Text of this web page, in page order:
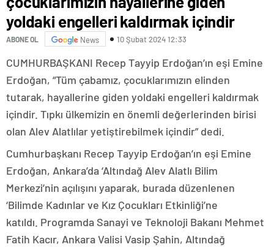
yoldaki engelleri kaldırmak içindir
ABONE OL News 10 Şubat 2024 12:33
CUMHURBAŞKANI Recep Tayyip Erdoğan’ın eşi Emine
Erdoğan, “Tüm çabamız, çocuklarımızın elinden
tutarak, hayallerine giden yoldaki engelleri kaldırmak
içindir. Tıpkı ülkemizin en önemli değerlerinden birisi
olan Alev Alatlılar yetiştirebilmek içindir” dedi.
Cumhurbaşkanı Recep Tayyip Erdoğan’ın eşi Emine
Erdoğan, Ankara’da ‘Altındağ Alev Alatlı Bilim
Merkezi’nin açılışını yaparak, burada düzenlenen
‘Bilimde Kadınlar ve Kız Çocukları Etkinliği’ne
katıldı. Programda Sanayi ve Teknoloji Bakanı Mehmet
Fatih Kacır, Ankara Valisi Vasip Şahin, Altındağ